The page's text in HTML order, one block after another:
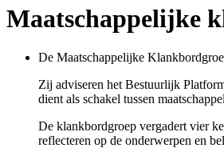
Maatschappelijke
De Maatschappelijke
Zij adviseren het Bestuurlijk
dient als schakel tussen
De klankbordgroep vergadert vier
reflecteren op de onderwerpen en